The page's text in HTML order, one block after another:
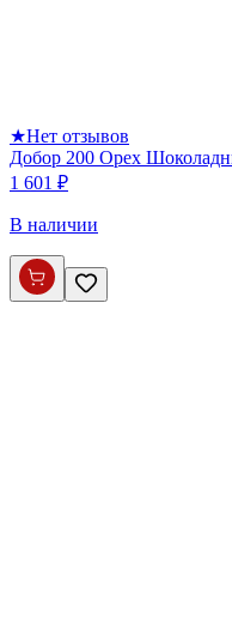
★Нет отзывов
Добор 200 Орех
1 601 ₽
В наличии